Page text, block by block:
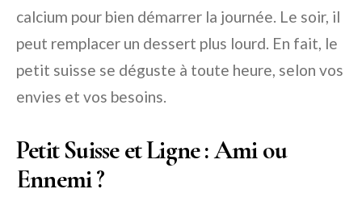
calcium pour bien démarrer la journée. Le soir, il
peut remplacer un dessert plus lourd. En fait, le
petit suisse se déguste à toute heure, selon vos
envies et vos besoins.
Petit Suisse et Ligne : Ami ou
Ennemi ?